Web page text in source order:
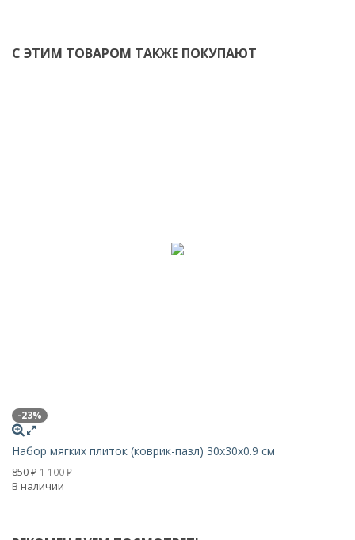
С ЭТИМ ТОВАРОМ ТАКЖЕ ПОКУПАЮТ
-23%
Набор мягких плиток (коврик-пазл) 30х30x0.9 см
850 ₽ 1 100₽
В наличии